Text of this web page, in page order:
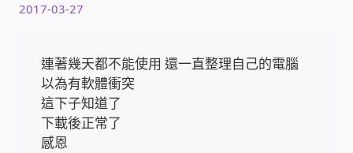
WIFI Wi-Fi 無線熱點 無線網路
網路硬體設備
居易科技DrayTek/裕笠科技Ublink
印表列印伺服器
2017-03-27
連著幾天都不能使用 還一直整理自己的電腦
以為有軟體衝突
這下子知道了
下載後正常了
感恩